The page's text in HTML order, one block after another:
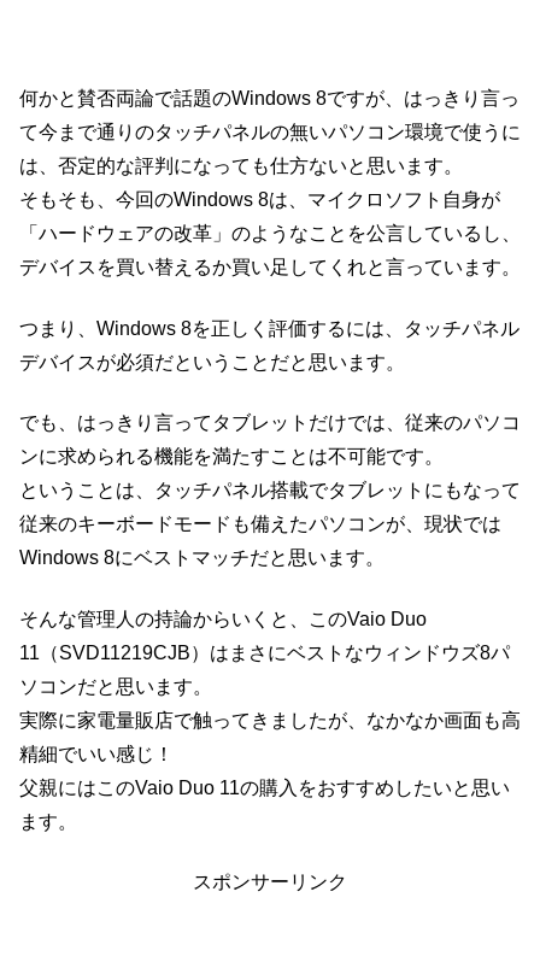
何かと賛否両論で話題のWindows 8ですが、はっきり言っ
て今まで通りのタッチパネルの無いパソコン環境で使うに
は、否定的な評判になっても仕方ないと思います。
そもそも、今回のWindows 8は、マイクロソフト自身が
「ハードウェアの改革」のようなことを公言しているし、
デバイスを買い替えるか買い足してくれと言っています。
つまり、Windows 8を正しく評価するには、タッチパネル
デバイスが必須だということだと思います。
でも、はっきり言ってタブレットだけでは、従来のパソコ
ンに求められる機能を満たすことは不可能です。
ということは、タッチパネル搭載でタブレットにもなって
従来のキーボードモードも備えたパソコンが、現状では
Windows 8にベストマッチだと思います。
そんな管理人の持論からいくと、このVaio Duo
11（SVD11219CJB）はまさにベストなウィンドウズ8パ
ソコンだと思います。
実際に家電量販店で触ってきましたが、なかなか画面も高
精細でいい感じ！
父親にはこのVaio Duo 11の購入をおすすめしたいと思い
ます。
スポンサーリンク